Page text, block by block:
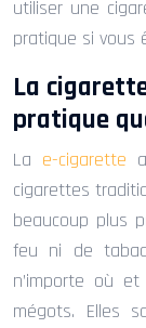
utiliser une
pratique si vous
La
pratique
La e-cigarette
cigarettes
beaucoup plus
feu ni de
n’importe où
mégots. Elles